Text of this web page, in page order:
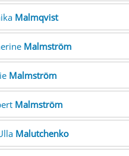
Malmqvist
Malmström
Malmström
Malmström
Malutchenko